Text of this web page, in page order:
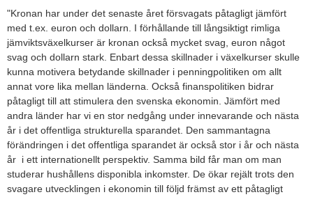
"Kronan har under det senaste året försvagats påtagligt jämfört
med t.ex. euron och dollarn. I förhållande till långsiktigt rimliga
jämviktsväxelkurser är kronan också mycket svag, euron något
svag och dollarn stark. Enbart dessa skillnader i växelkurser skulle
kunna motivera betydande skillnader i penningpolitiken om allt
annat vore lika mellan länderna. Också finanspolitiken bidrar
påtagligt till att stimulera den svenska ekonomin. Jämfört med
andra länder har vi en stor nedgång under innevarande och nästa
år i det offentliga strukturella sparandet. Den sammantagna
förändringen i det offentliga sparandet är också stor i år och nästa
år i ett internationellt perspektiv. Samma bild får man om man
studerar hushållens disponibla inkomster. De ökar rejält trots den
svagare utvecklingen i ekonomin till följd främst av ett påtagligt